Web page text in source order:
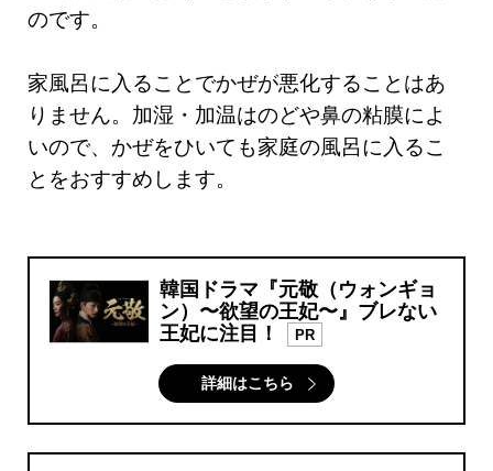
のです。
家風呂に入ることでかぜが悪化することはあ
りません。加湿・加温はのどや鼻の粘膜によ
いので、かぜをひいても家庭の風呂に入るこ
とをおすすめします。
韓国ドラマ『元敬（ウォンギョ
ン）〜欲望の王妃〜』ブレない
王妃に注目！
PR
詳細はこちら